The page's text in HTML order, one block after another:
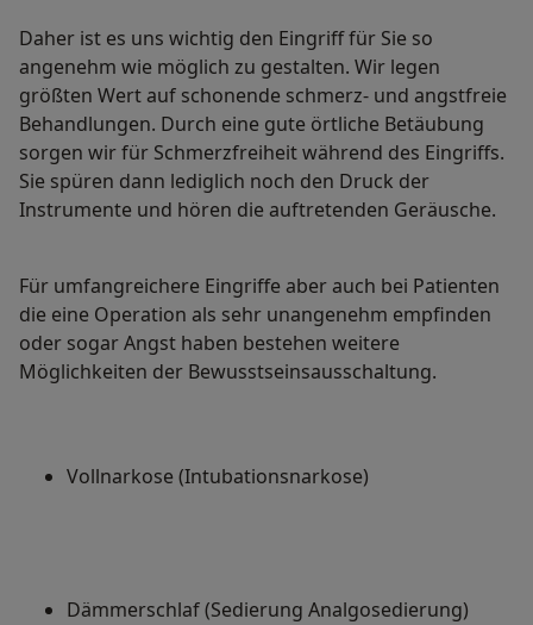
Daher ist es uns wichtig den Eingriff für Sie so
angenehm wie möglich zu gestalten. Wir legen
größten Wert auf schonende schmerz- und angstfreie
Behandlungen. Durch eine gute örtliche Betäubung
sorgen wir für Schmerzfreiheit während des Eingriffs.
Sie spüren dann lediglich noch den Druck der
Instrumente und hören die auftretenden Geräusche.
Für umfangreichere Eingriffe aber auch bei Patienten
die eine Operation als sehr unangenehm empfinden
oder sogar Angst haben bestehen weitere
Möglichkeiten der Bewusstseinsausschaltung.
Vollnarkose (Intubationsnarkose)
Dämmerschlaf (Sedierung Analgosedierung)